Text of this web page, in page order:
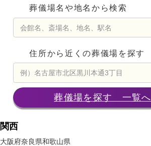
葬儀場名や地名から検索
住所から近くの葬儀場を探す
葬儀場を探す 一覧へ
関西
大阪府奈良県和歌山県